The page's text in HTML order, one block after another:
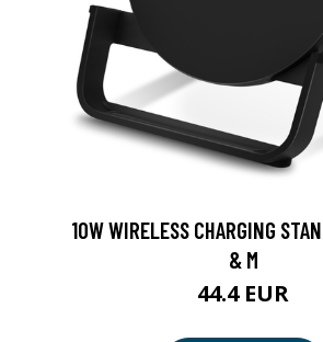
10W WIRELESS CHARGING
& M
44.4 EUR